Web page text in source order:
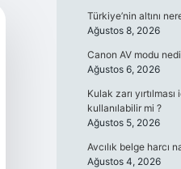
Türkiye’nin altını
Ağustos 8, 2026
Canon AV modu
Ağustos 6, 2026
Kulak zarı
kullanılabilir mi ?
Ağustos 5, 2026
Avcılık belge harcı
Ağustos 4, 2026